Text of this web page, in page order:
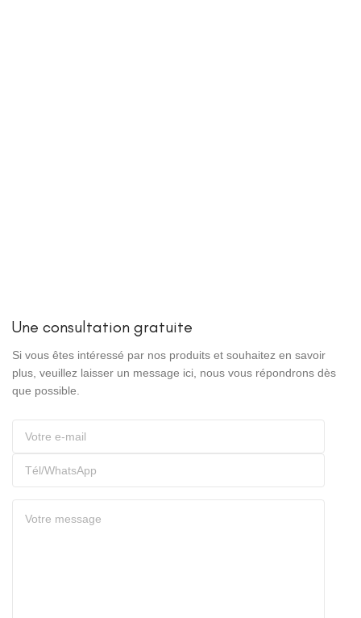
Une consultation gratuite
Si vous êtes intéressé par nos produits et souhaitez en savoir
plus, veuillez laisser un message ici, nous vous répondrons dès
que possible.